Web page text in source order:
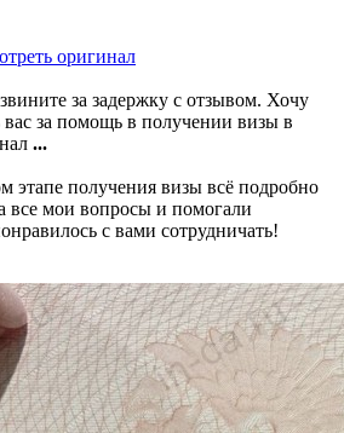
оригинал
за задержку с отзывом. Хочу
вас за помощь в получении визы в
...
этапе получения визы всё подробно
все мои вопросы и помогали
с вами сотрудничать!